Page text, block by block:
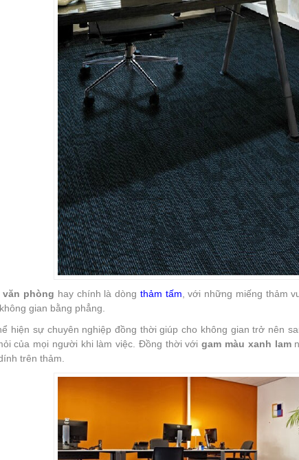
văn phòng hay chính là dòng thảm tấm , với những miếng thảm
gian bằng phẳng.
hiện sự chuyên nghiệp đồng thời giúp cho không gian trở nên
của mọi người khi làm việc. Đồng thời vớigam màu xanh lam
trên thảm.